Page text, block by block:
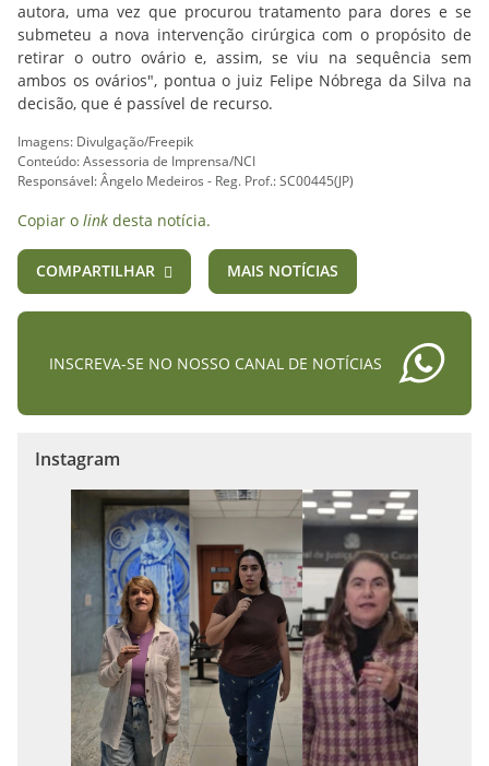
autora, uma vez que procurou tratamento para dores e se
submeteu a nova intervenção cirúrgica com o propósito de
retirar o outro ovário e, assim, se viu na sequência sem
ambos os ovários", pontua o juiz Felipe Nóbrega da Silva na
decisão, que é passível de recurso.
Imagens: Divulgação/Freepik
Conteúdo: Assessoria de Imprensa/NCI
Responsável: Ângelo Medeiros - Reg. Prof.: SC00445(JP)
Copiar o link desta notícia.
COMPARTILHAR MAIS NOTÍCIAS
INSCREVA-SE NO NOSSO CANAL DE NOTÍCIAS
Instagram